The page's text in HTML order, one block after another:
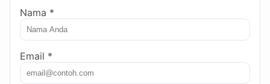
Nama *
Email *